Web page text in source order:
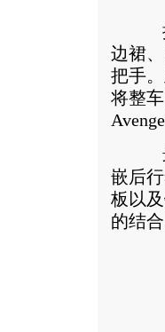
换
边裙
把手
将整
最
嵌后
板以
的结合